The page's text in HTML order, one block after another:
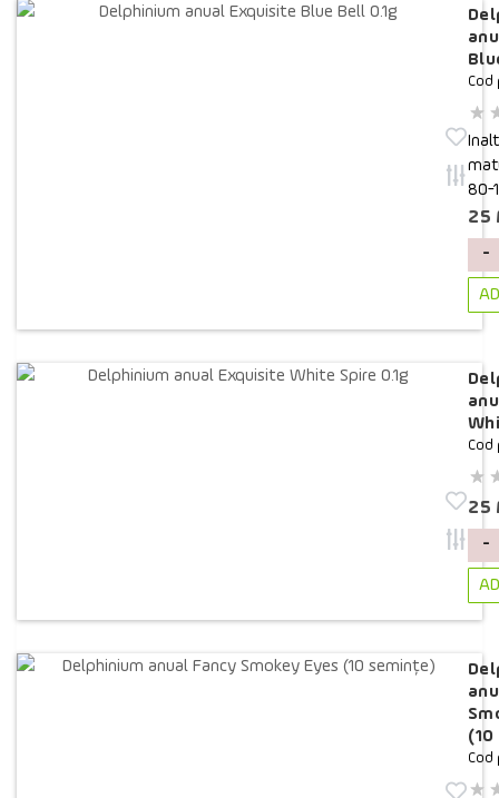
Cod
80-
25
-
Cod
25
-
Cod